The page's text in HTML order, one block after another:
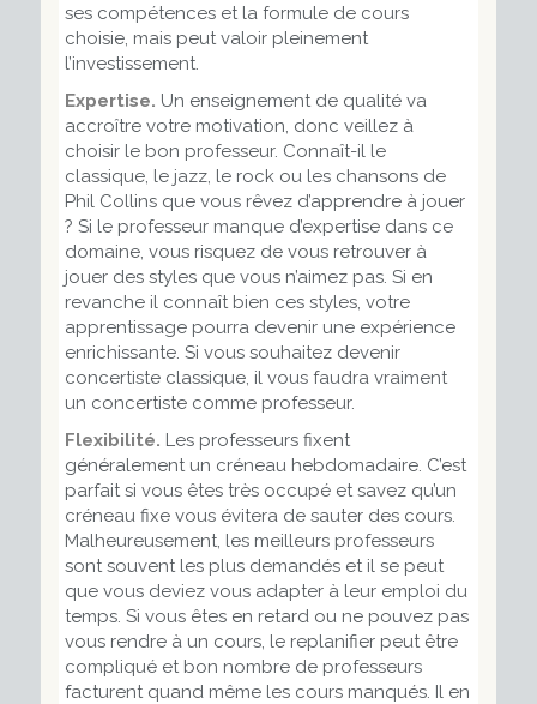
ses compétences et la formule de cours
choisie, mais peut valoir pleinement
l’investissement.
Expertise. Un enseignement de qualité va
accroître votre motivation, donc veillez à
choisir le bon professeur. Connaît-il le
classique, le jazz, le rock ou les chansons de
Phil Collins que vous rêvez d’apprendre à jouer
? Si le professeur manque d’expertise dans ce
domaine, vous risquez de vous retrouver à
jouer des styles que vous n’aimez pas. Si en
revanche il connaît bien ces styles, votre
apprentissage pourra devenir une expérience
enrichissante. Si vous souhaitez devenir
concertiste classique, il vous faudra vraiment
un concertiste comme professeur.
Flexibilité. Les professeurs fixent
généralement un créneau hebdomadaire. C’est
parfait si vous êtes très occupé et savez qu’un
créneau fixe vous évitera de sauter des cours.
Malheureusement, les meilleurs professeurs
sont souvent les plus demandés et il se peut
que vous deviez vous adapter à leur emploi du
temps. Si vous êtes en retard ou ne pouvez pas
vous rendre à un cours, le replanifier peut être
compliqué et bon nombre de professeurs
facturent quand même les cours manqués. Il en